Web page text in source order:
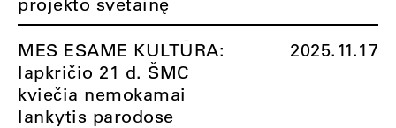
MES ESAME KULTŪRA:
lapkričio 21 d. ŠMC
kviečia nemokamai
lankytis parodose
2025.11.17